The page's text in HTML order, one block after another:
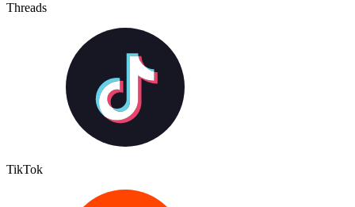
Threads
TikTok